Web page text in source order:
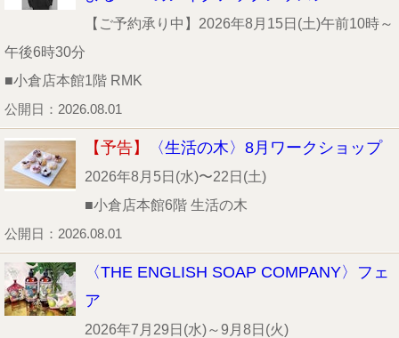
【ご予約承り中】2026年8月15日(土)午前10時～
午後6時30分
■小倉店本館1階 RMK
公開日：2026.08.01
【予告】 〈生活の木〉8月ワークショップ
2026年8月5日(水)〜22日(土)
■小倉店本館6階 生活の木
公開日：2026.08.01
〈THE ENGLISH SOAP COMPANY〉フェ
ア
2026年7月29日(水)～9月8日(火)